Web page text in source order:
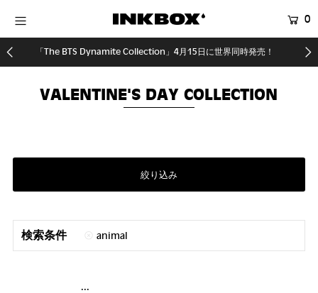
0
「The BTS Dynamite Collection」4月15日に世界同時発売！
VALENTINE'S DAY COLLECTION
絞り込み
検索条件 animal
...
HOME